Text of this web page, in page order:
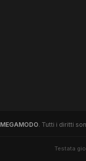
MEGAMODO. Tutti i diritti
Testata